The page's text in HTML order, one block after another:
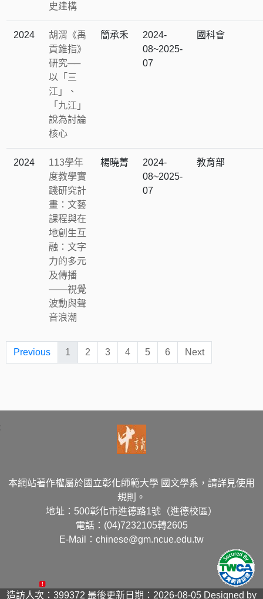
史建構
2024
胡渭《禹
貢錐指》
研究──
以「三
江」、
「九江」
說為討論
核心
簡承禾
2024-
08~2025-
07
國科會
2024
113學年
度教學實
踐研究計
畫：文藝
課程與在
地創生互
融：文字
力的多元
及傳播
——視覺
波動與聲
音浪潮
楊曉菁
2024-
08~2025-
07
教育部
Previous 1 2 3 4 5 6 Next
本網站著作權屬於國立彰化師範大學 國文學系，請詳見使用
規則。
地址：500彰化市進德路1號（進德校區）
電話：(04)7232105轉2605
E-Mail：chinese@gm.ncue.edu.tw
造訪人次：399372 最後更新日期：2026-08-05 Designed by